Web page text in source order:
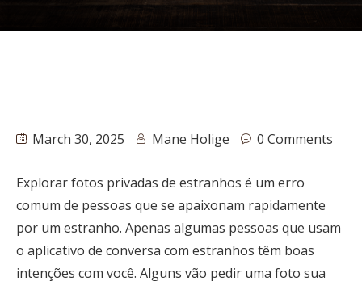
March 30, 2025 Mane Holige 0 Comments
Explorar fotos privadas de estranhos é um erro
comum de pessoas que se apaixonam rapidamente
por um estranho. Apenas algumas pessoas que usam
o aplicativo de conversa com estranhos têm boas
intenções com você. Alguns vão pedir uma foto sua